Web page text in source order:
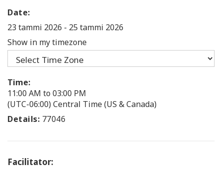
Date:
23 tammi 2026 - 25 tammi 2026
Show in my timezone
Time:
11:00 AM to 03:00 PM
(UTC-06:00) Central Time (US & Canada)
Details: 77046
Facilitator: